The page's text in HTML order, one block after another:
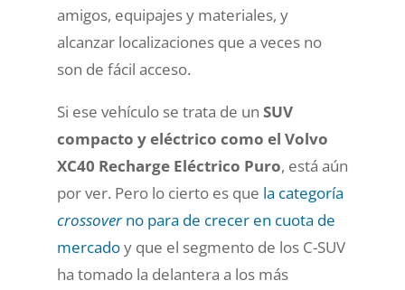
amigos, equipajes y materiales, y
alcanzar localizaciones que a veces no
son de fácil acceso.
Si ese vehículo se trata de un SUV
compacto y eléctrico como el Volvo
XC40 Recharge Eléctrico Puro, está aún
por ver. Pero lo cierto es que la categoría
crossoverno para de crecer en cuota de
mercadoy que el segmento de los C-SUV
ha tomado la delantera a los más